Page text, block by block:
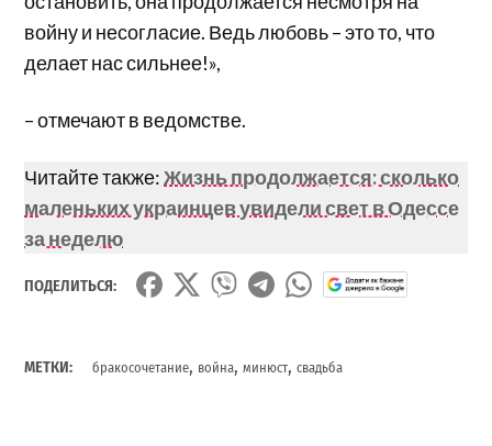
войну и несогласие. Ведь любовь – это то, что
делает нас сильнее!»,
– отмечают в ведомстве.
Читайте также:Жизнь продолжается: сколько
маленьких украинцев увидели свет в Одессе
за неделю
ПОДЕЛИТЬСЯ:
МЕТКИ: бракосочетание, война,минюст,свадьба